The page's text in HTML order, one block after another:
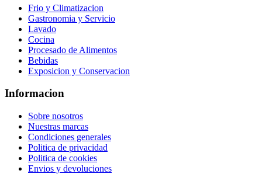
Frio y Climatizacion
Gastronomia y Servicio
Lavado
Cocina
Procesado de Alimentos
Bebidas
Exposicion y Conservacion
Informacion
Sobre nosotros
Nuestras marcas
Condiciones generales
Politica de privacidad
Politica de cookies
Envios y devoluciones